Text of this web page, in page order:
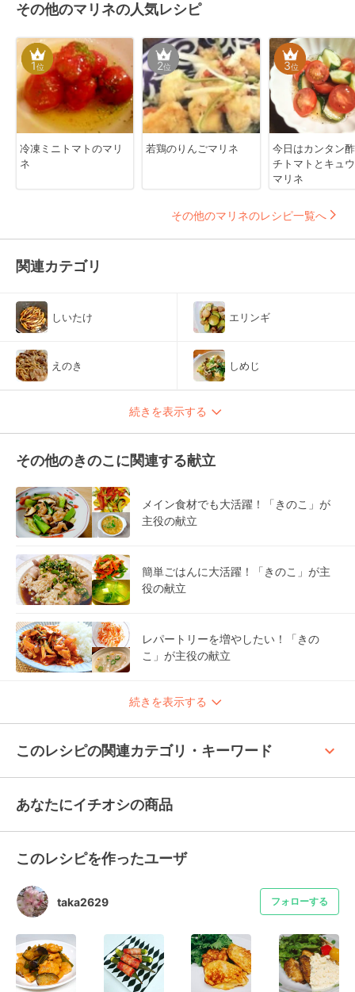
その他のマリネの人気レシピ
1位
冷凍ミニトマトのマリ
ネ
2位
若鶏のりんごマリネ
3位
今日はカンタン
チトマトとキュ
マリネ
その他のマリネのレシピ一覧へ
関連カテゴリ
しいたけ エリンギ
えのき しめじ
続きを表示する
その他のきのこに関連する献立
メイン食材でも大活躍！「きのこ」が
主役の献立
簡単ごはんに大活躍！「きのこ」が主
役の献立
レパートリーを増やしたい！「きの
こ」が主役の献立
続きを表示する
このレシピの関連カテゴリ・キーワード keyboard_arrow_up
あなたにイチオシの商品
このレシピを作ったユーザ
taka2629 フォローする